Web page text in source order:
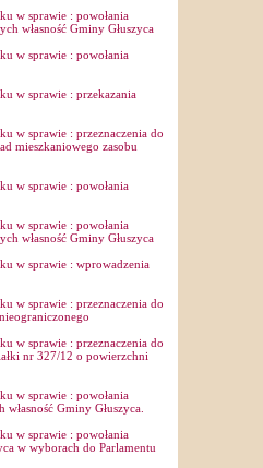
w sprawie : powołania
własność Gminy Głuszyca
w sprawie : powołania
w sprawie : przekazania
w sprawie : przeznaczenia do
mieszkaniowego zasobu
w sprawie : powołania
w sprawie : powołania
własność Gminy Głuszyca
w sprawie : wprowadzenia
w sprawie : przeznaczenia do
w sprawie : przeznaczenia do
nr 327/12 o powierzchni
w sprawie : powołania
Gminy Głuszyca.
w sprawie : powołania
w wyborach do Parlamentu